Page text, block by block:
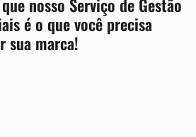
é o que você precisa
sua marca!